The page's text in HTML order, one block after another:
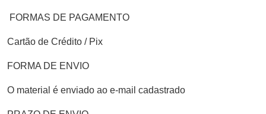
FORMAS DE PAGAMENTO
Cartão de Crédito / Pix
FORMA DE ENVIO
O material é enviado ao e-mail cadastrado